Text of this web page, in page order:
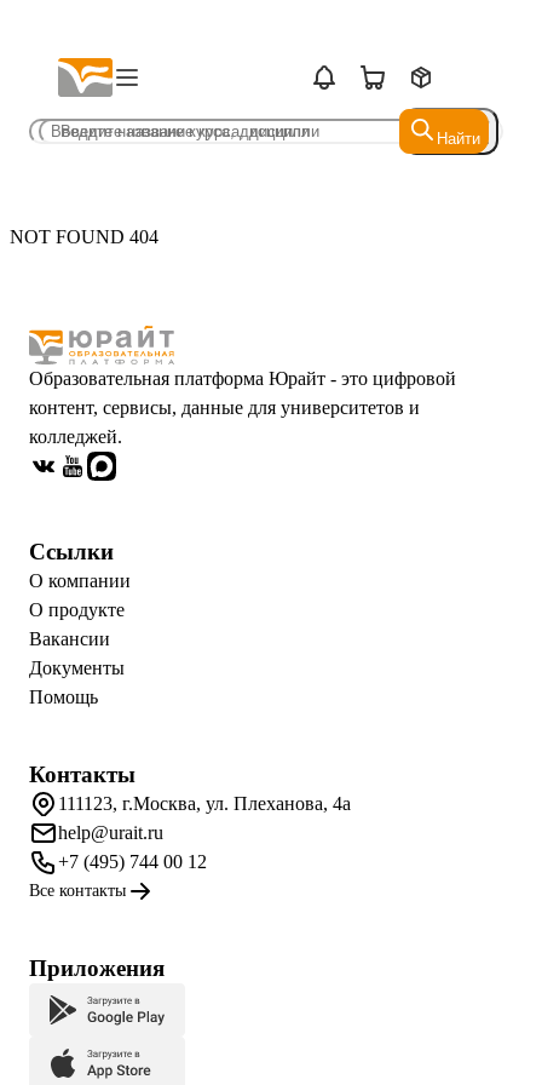
Найти
Найти
NOT FOUND 404
Образовательная платформа Юрайт - это цифровой
контент, сервисы, данные для университетов и
колледжей.
Ссылки
О компании
О продукте
Вакансии
Документы
Помощь
Контакты
111123, г.Москва, ул. Плеханова, 4а
help@urait.ru
+7 (495) 744 00 12
Все контакты
Приложения